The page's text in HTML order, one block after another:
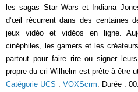
les sagas Star Wars et Indiana
d’œil récurrent dans des centaines
jeux vidéo et vidéos en ligne.
cinéphiles, les gamers et les
partout pour faire rire ou signer
propre du cri Wilhelm est prête à être
Catégorie UCS : VOXScrm. Durée :